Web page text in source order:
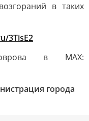
в таких
3TisE2
в МАХ:
города